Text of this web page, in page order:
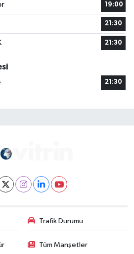
19:00
21:30
21:30
21:30
Trafik Durumu
Tüm Manşetler